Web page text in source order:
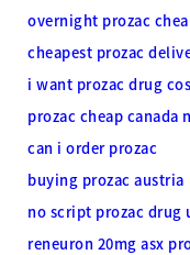
overnight prozac
cheapest prozac
i want prozac drug
prozac cheap canada
can i order prozac
buying prozac austria
no script prozac drug
reneuron 20mg asx